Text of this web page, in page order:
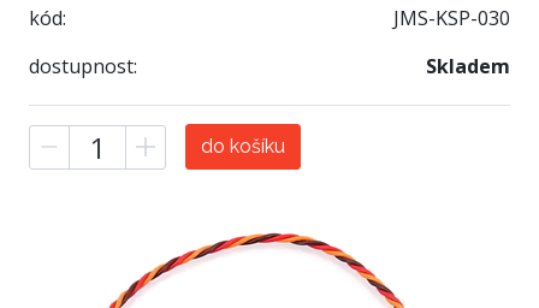
kód:
JMS-KSP-030
dostupnost:
Skladem
do košíku